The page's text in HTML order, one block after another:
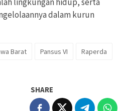
dalam kurun
Barat Pansus VI
Raperda
SHARE